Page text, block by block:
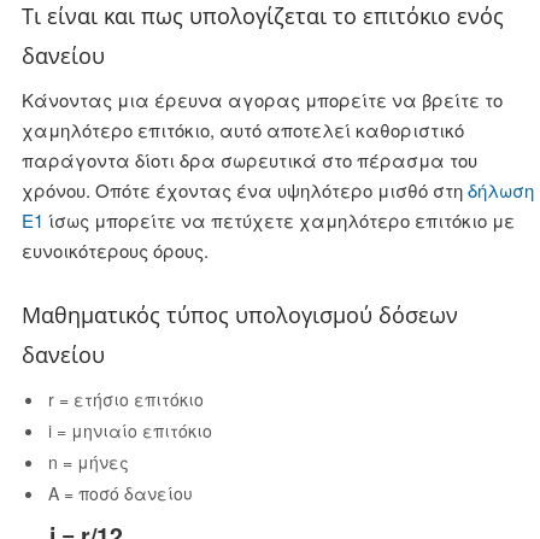
Τι είναι και πως υπολογίζεται το επιτόκιο ενός
δανείου
Κάνοντας μια έρευνα αγορας μπορείτε να βρείτε το
χαμηλότερο επιτόκιο, αυτό αποτελεί καθοριστικό
παράγοντα δίοτι δρα σωρευτικά στο πέρασμα του
χρόνου. Οπότε έχοντας ένα υψηλότερο μισθό στηδήλωση
Ε1 ίσως μπορείτε να πετύχετε χαμηλότερο επιτόκιο με
ευνοικότερους όρους.
Mαθηματικός τύπος υπολογισμού δόσεων
δανείου
r = ετήσιο επιτόκιο
i = μηνιαίο επιτόκιο
n = μήνες
Α = ποσό δανείου